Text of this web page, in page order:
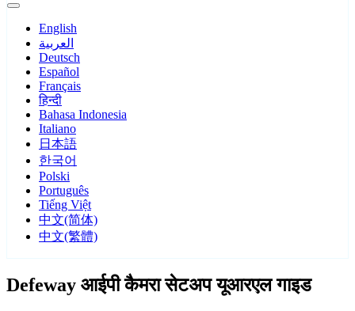
English
العربية
Deutsch
Español
Français
हिन्दी
Bahasa Indonesia
Italiano
日本語
한국어
Polski
Português
Tiếng Việt
中文(简体)
中文(繁體)
Defeway आईपी कैमरा सेटअप यूआरएल गाइड